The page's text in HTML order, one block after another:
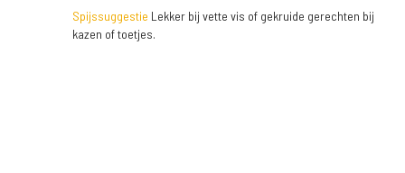
Spijssuggestie Lekker bij vette vis of gekruide gerechten bij
kazen of toetjes.